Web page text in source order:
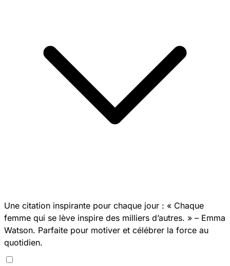
Une citation inspirante pour chaque jour : « Chaque
femme qui se lève inspire des milliers d’autres. » – Emma
Watson. Parfaite pour motiver et célébrer la force au
quotidien.